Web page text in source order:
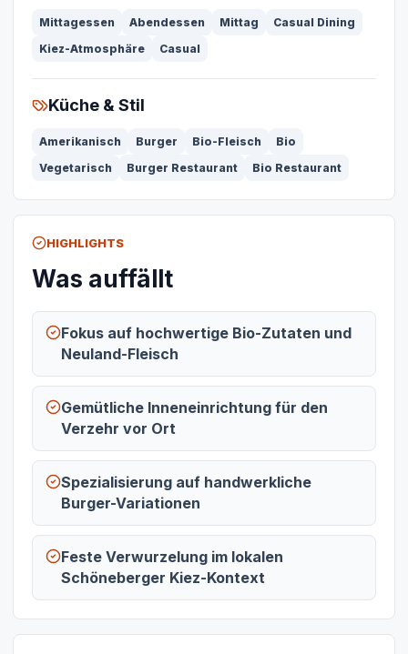
Mittagessen Abendessen Mittag
Casual Dining
Kiez-Atmosphäre
Casual
Küche & Stil
Amerikanisch Burger Bio-Fleisch
Bio
Vegetarisch
Burger Restaurant Bio Restaurant
HIGHLIGHTS
Was auffällt
Fokus auf hochwertige Bio-Zutaten und
Neuland-Fleisch
Gemütliche Inneneinrichtung für den
Verzehr vor Ort
Spezialisierung auf handwerkliche
Burger-Variationen
Feste Verwurzelung im lokalen
Schöneberger Kiez-Kontext